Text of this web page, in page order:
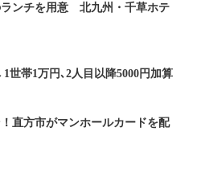
ランチを用意 北九州・千草ホテ
世帯1万円､2人目以降5000円加算
直方市がマンホールカードを配